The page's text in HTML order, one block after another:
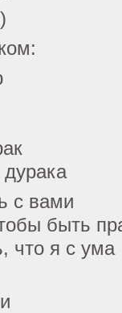
с вами
быть
что я с ума